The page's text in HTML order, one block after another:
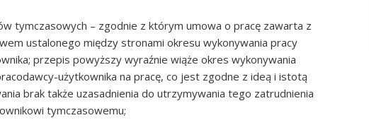
tymczasowych – zgodnie z którym umowa o pracę zawarta z
ustalonego między stronami okresu wykonywania pracy
przepis powyższy wyraźnie wiąże okres wykonywania
użytkownika na pracę, co jest zgodne z ideą i istotą
brak także uzasadnienia do utrzymywania tego zatrudnienia
tymczasowemu;